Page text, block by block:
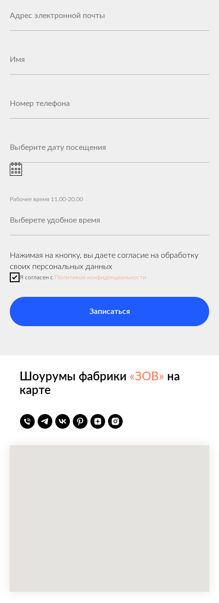
Рабочее время 11.00-20.00
Нажимая на кнопку, вы даете согласие на обработку
своих персональных данных
Я согласен с Политикой конфиденциальности
Записаться
Шоурумы фабрики «ЗОВ» на
карте